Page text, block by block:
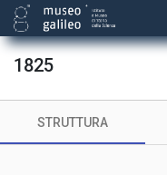
1825
STRUTTURA